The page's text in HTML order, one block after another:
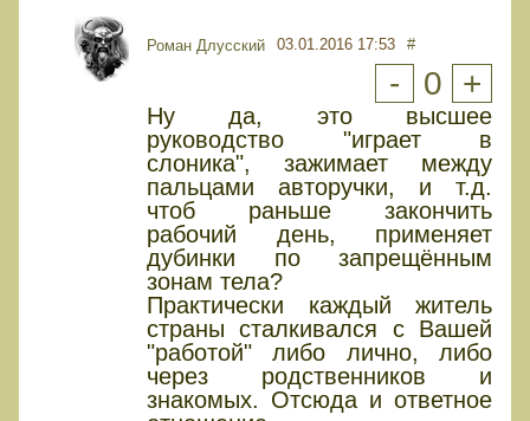
Роман Длусский 03.01.2016 17:53 #
- 0 +
Ну да, это высшее
руководство "играет в
слоника", зажимает между
пальцами авторучки, и т.д.
чтоб раньше закончить
рабочий день, применяет
дубинки по запрещённым
зонам тела?
Практически каждый житель
страны сталкивался с Вашей
"работой" либо лично, либо
через родственников и
знакомых. Отсюда и ответное